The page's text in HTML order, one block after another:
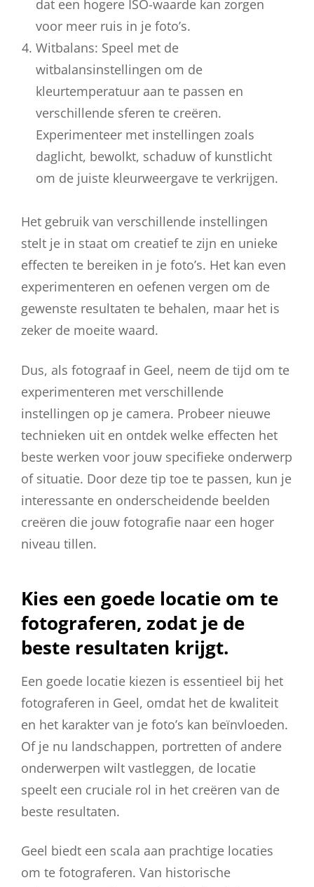
dat een hogere ISO-waarde kan zorgen
voor meer ruis in je foto’s.
Witbalans: Speel met de
witbalansinstellingen om de
kleurtemperatuur aan te passen en
verschillende sferen te creëren.
Experimenteer met instellingen zoals
daglicht, bewolkt, schaduw of kunstlicht
om de juiste kleurweergave te verkrijgen.
Het gebruik van verschillende instellingen
stelt je in staat om creatief te zijn en unieke
effecten te bereiken in je foto’s. Het kan even
experimenteren en oefenen vergen om de
gewenste resultaten te behalen, maar het is
zeker de moeite waard.
Dus, als fotograaf in Geel, neem de tijd om te
experimenteren met verschillende
instellingen op je camera. Probeer nieuwe
technieken uit en ontdek welke effecten het
beste werken voor jouw specifieke onderwerp
of situatie. Door deze tip toe te passen, kun je
interessante en onderscheidende beelden
creëren die jouw fotografie naar een hoger
niveau tillen.
Kies een goede locatie om te
fotograferen, zodat je de
beste resultaten krijgt.
Een goede locatie kiezen is essentieel bij het
fotograferen in Geel, omdat het de kwaliteit
en het karakter van je foto’s kan beïnvloeden.
Of je nu landschappen, portretten of andere
onderwerpen wilt vastleggen, de locatie
speelt een cruciale rol in het creëren van de
beste resultaten.
Geel biedt een scala aan prachtige locaties
om te fotograferen. Van historische